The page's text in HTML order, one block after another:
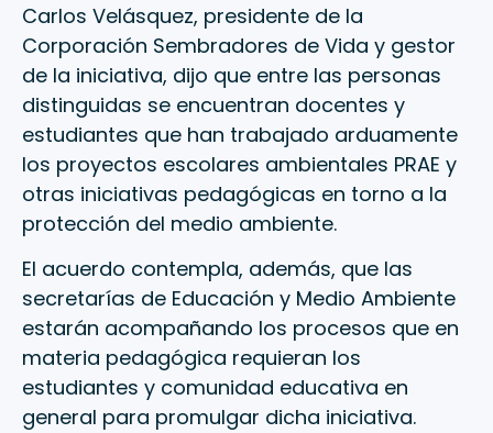
Carlos Velásquez, presidente de la
Corporación Sembradores de Vida y gestor
de la iniciativa, dijo que entre las personas
distinguidas se encuentran docentes y
estudiantes que han trabajado arduamente
los proyectos escolares ambientales PRAE y
otras iniciativas pedagógicas en torno a la
protección del medio ambiente.
El acuerdo contempla, además, que las
secretarías de Educación y Medio Ambiente
estarán acompañando los procesos que en
materia pedagógica requieran los
estudiantes y comunidad educativa en
general para promulgar dicha iniciativa.